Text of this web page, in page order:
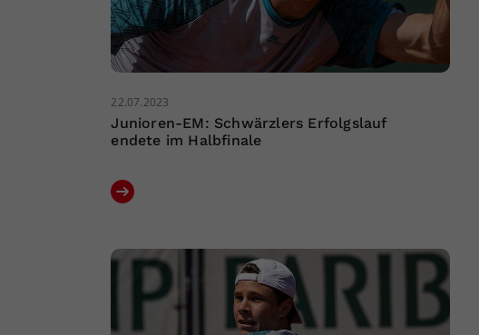
22.07.2023
Junioren-EM: Schwärzlers Erfolgslauf
endete im Halbfinale